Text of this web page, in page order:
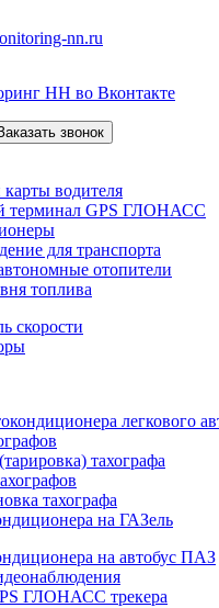
nn.ru
НН во Вконтакте
звонок
водителя
терминал GPS ГЛОНАСС
для транспорта
отопители
топлива
скорости
легкового
тахографа
тахографа
на ГАЗель
на автобус ПАЗ
ГЛОНАСС трекера